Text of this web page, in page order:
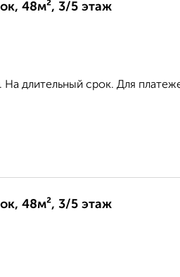
48м², 3/5 этаж
длительный срок. Для
48м², 3/5 этаж